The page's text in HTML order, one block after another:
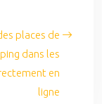
places de
dans les
en
ligne